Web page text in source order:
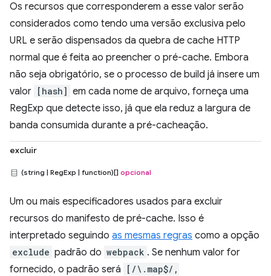
Os recursos que corresponderem a esse valor serão
considerados como tendo uma versão exclusiva pelo
URL e serão dispensados da quebra de cache HTTP
normal que é feita ao preencher o pré-cache. Embora
não seja obrigatório, se o processo de build já insere um
valor [hash] em cada nome de arquivo, forneça uma
RegExp que detecte isso, já que ela reduz a largura de
banda consumida durante a pré-cacheação.
excluir
(string | RegExp | function)[] opcional
Um ou mais especificadores usados para excluir
recursos do manifesto de pré-cache. Isso é
interpretado seguindo as mesmas regras como a opção
exclude padrão do webpack . Se nenhum valor for
fornecido, o padrão será
[/\.map$/,